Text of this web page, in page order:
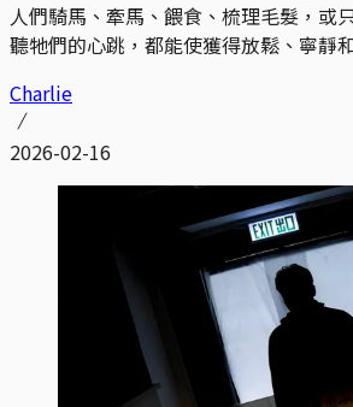
人們騎馬、牽馬、餵食、梳理毛髮，或
聽牠們的心跳，都能使獲得放鬆、寧靜
Charlie
2026-02-16